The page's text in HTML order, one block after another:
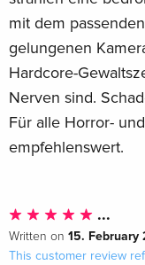
mit dem
gelungenen
Hardcore-
Nerven sind.
Für alle Horror-
empfehlenswert.
...
Written on 15. February
This customer review